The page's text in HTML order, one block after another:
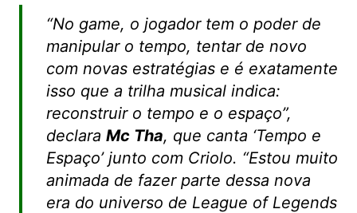
“No game, o jogador tem o poder de
manipular o tempo, tentar de novo
com novas estratégias e é exatamente
isso que a trilha musical indica:
reconstruir o tempo e o espaço”,
declara Mc Tha, que canta ‘Tempo e
Espaço’ junto com Criolo. “Estou muito
animada de fazer parte dessa nova
era do universo de League of Legends